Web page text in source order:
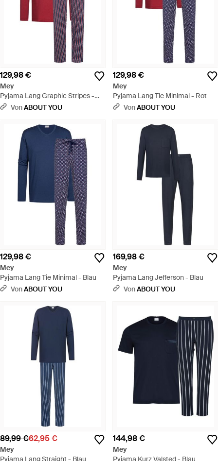
129,98 €
Mey
Pyjama Lang Graphic Stripes -
RotVonABOUT YOU
129,98 €
Mey
Pyjama Lang Tie Minimal - Rot
VonABOUT YOU
129,98 €
Mey
Pyjama Lang Tie Minimal - Blau
VonABOUT YOU
169,98 €
Mey
Pyjama Lang Jefferson - Blau
VonABOUT YOU
89,99 €62,95 €
Mey
Pyjama Lang Straight - Blau
144,98 €
Mey
Pyjama Kurz Valsted - Blau